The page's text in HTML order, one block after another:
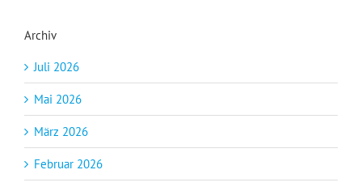
Archiv
Juli 2026
Mai 2026
März 2026
Februar 2026